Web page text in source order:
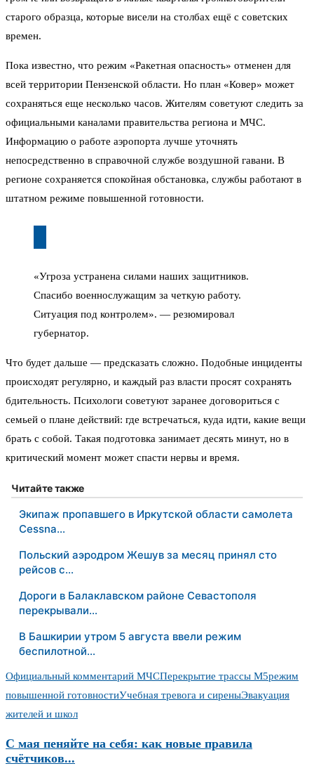
старого образца, которые висели на столбах ещё с советских
времен.
Пока известно, что режим «Ракетная опасность» отменен для
всей территории Пензенской области. Но план «Ковер» может
сохраняться еще несколько часов. Жителям советуют следить за
официальными каналами правительства региона и МЧС.
Информацию о работе аэропорта лучше уточнять
непосредственно в справочной службе воздушной гавани. В
регионе сохраняется спокойная обстановка, службы работают в
штатном режиме повышенной готовности.
«Угроза устранена силами наших защитников.
Спасибо военнослужащим за четкую работу.
Ситуация под контролем». — резюмировал
губернатор.
Что будет дальше — предсказать сложно. Подобные инциденты
происходят регулярно, и каждый раз власти просят сохранять
бдительность. Психологи советуют заранее договориться с
семьей о плане действий: где встречаться, куда идти, какие вещи
брать с собой. Такая подготовка занимает десять минут, но в
критический момент может спасти нервы и время.
Читайте также
Экипаж пропавшего в Иркутской области самолета
Cessna…
Польский аэродром Жешув за месяц принял сто
рейсов с…
Дороги в Балаклавском районе Севастополя
перекрывали…
В Башкирии утром 5 августа ввели режим
беспилотной…
Официальный комментарий МЧСПерекрытие трассы М5режим
повышенной готовностиУчебная тревога и сиреныЭвакуация
жителей и школ
С мая пеняйте на себя: как новые правила
счётчиков...